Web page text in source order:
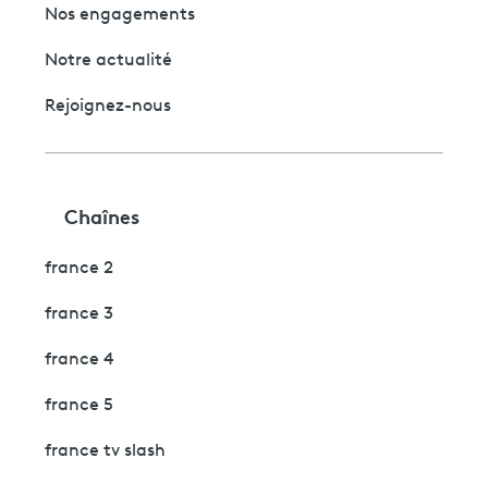
Nos engagements
Notre actualité
Rejoignez-nous
Chaînes
france 2
france 3
france 4
france 5
france tv slash